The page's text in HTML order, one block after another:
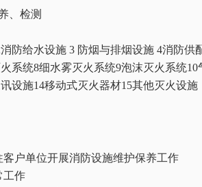
、检测
防给水设施 3 防烟与排烟设施 4消防供
系统8细水雾灭火系统9泡沫灭火系统
设施14移动式灭火器材15其他灭火设施
户单位开展消防设施维护保养工作
工作